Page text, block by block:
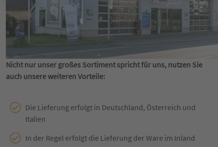
Nicht nur unser großes Sortiment spricht für uns, nutzen Sie
auch unsere weiteren Vorteile:
Die Lieferung erfolgt in Deutschland, Österreich und
Italien
In der Regel erfolgt die Lieferung der Ware im Inland